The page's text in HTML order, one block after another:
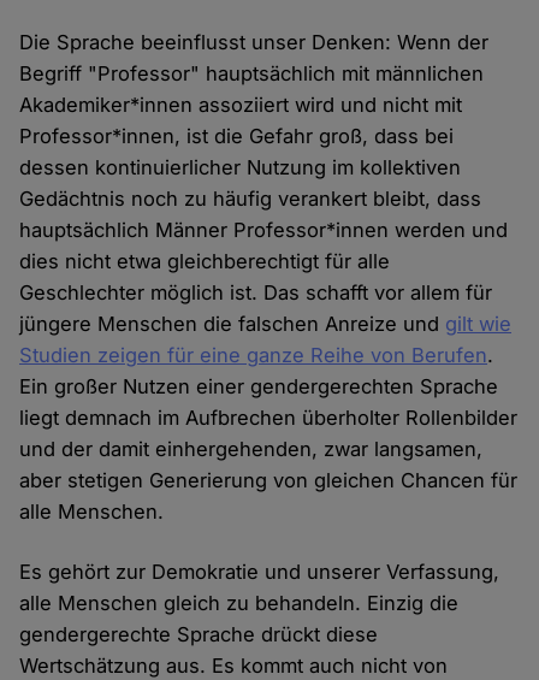
Die Sprache beeinflusst unser Denken: Wenn der
Begriff "Professor" hauptsächlich mit männlichen
Akademiker*innen assoziiert wird und nicht mit
Professor*innen, ist die Gefahr groß, dass bei
dessen kontinuierlicher Nutzung im kollektiven
Gedächtnis noch zu häufig verankert bleibt, dass
hauptsächlich Männer Professor*innen werden und
dies nicht etwa gleichberechtigt für alle
Geschlechter möglich ist. Das schafft vor allem für
jüngere Menschen die falschen Anreize und gilt wie
Studien zeigen für eine ganze Reihe von Berufen.
Ein großer Nutzen einer gendergerechten Sprache
liegt demnach im Aufbrechen überholter Rollenbilder
und der damit einhergehenden, zwar langsamen,
aber stetigen Generierung von gleichen Chancen für
alle Menschen.
Es gehört zur Demokratie und unserer Verfassung,
alle Menschen gleich zu behandeln. Einzig die
gendergerechte Sprache drückt diese
Wertschätzung aus. Es kommt auch nicht von